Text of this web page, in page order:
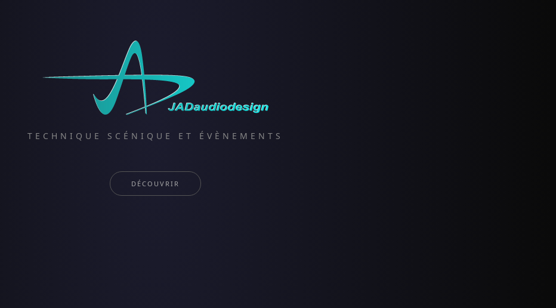
TECHNIQUE SCÉNIQUE ET ÉVÈNEMENTS
DÉCOUVRIR